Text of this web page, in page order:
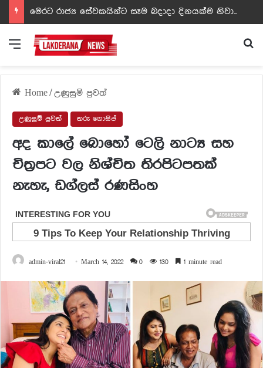
ඩඩ්ලිට දෙවෙනි නොවූ රත්න සහල් අධිපති..- PHOTOS
Menu
Home/උණුසුම් පුවත්
උණුසුම් පුවත් තරු ගොසිප්
අද කාලේ බොහෝ ටෙලි නාට්‍ය සහ
චිත්‍රපට වල නිශ්චිත තිරපිටපතක්
නැහැ, ඩග්ලස් රණසිංහ
admin-viral21 March 14, 2022 0 130 1 minute read